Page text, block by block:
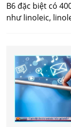
B6 đặc biệt có
như linoleic,